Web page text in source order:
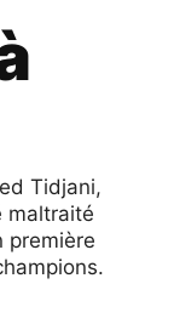
Tidjani,
maltraité
première